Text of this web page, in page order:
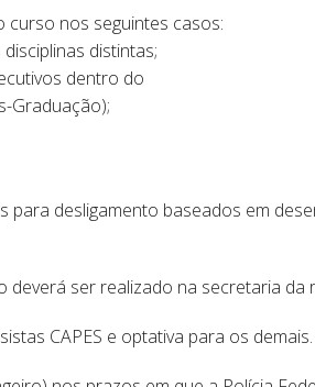
nos seguintes casos:
distintas;
dentro do
Graduação);
para desligamento baseados em
ser realizado na secretaria da
CAPES e optativa para os demais.